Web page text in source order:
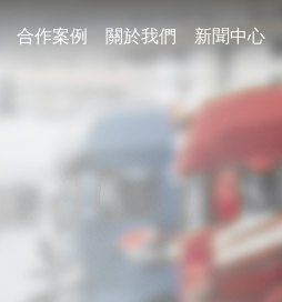
合作案例 關於我們 新聞中心